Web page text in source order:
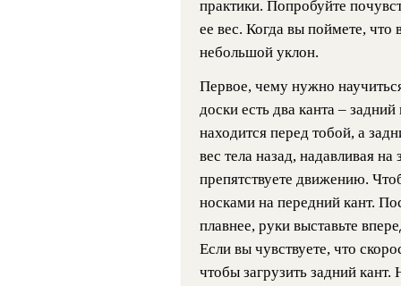
практики. Попробуйте
ее вес. Когда вы поймете,
небольшой уклон.
Первое, чему нужно
доски есть два канта –
находится перед тобой, а
вес тела назад, надавливая
препятствуете движению.
носками на передний кант.
плавнее, руки выставьте
Если вы чувствуете, что
чтобы загрузить задний